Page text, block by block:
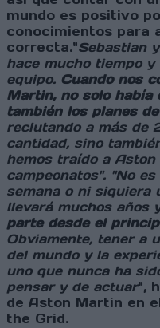
mundo es positivo
conocimientos para
correcta."Sebastian
hace mucho tiempo
equipo. Cuando nos
Martin, no solo había
también los planes
reclutando a más de
cantidad, sino
hemos traído a
campeonatos". "No
semana o ni siquiera
llevará muchos años
parte desde el
Obviamente, tener a
del mundo y la
uno que nunca ha
pensar y de actuar",
de Aston Martin en
the Grid.